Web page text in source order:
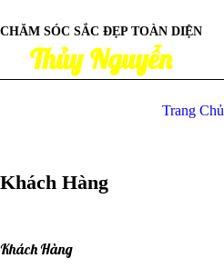
CHĂM SÓC SẮC ĐẸP TOÀN DIỆN
Thủy Nguyễn
Trang Chủ
Khách Hàng
Khách Hàng